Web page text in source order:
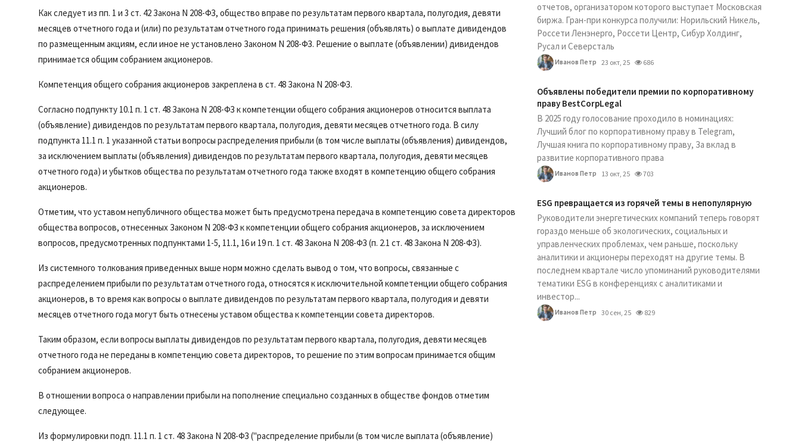
Как следует из пп. 1 и 3 ст. 42Закона N 208-ФЗ, общество вправе по результатам первого квартала, полугодия, девяти
месяцев отчетного года и (или) по результатам отчетного года принимать решения (объявлять) о выплате дивидендов
по размещенным акциям, если иное не установлено Законом N 208-ФЗ. Решение о выплате (объявлении) дивидендов
принимается общим собранием акционеров.
Компетенция общего собрания акционеров закреплена в ст. 48Закона N 208-ФЗ.
Согласно подпункту 10.1 п. 1 ст. 48Закона N 208-ФЗ к компетенции общего собрания акционеров относится выплата
(объявление) дивидендов по результатам первого квартала, полугодия, девяти месяцев отчетного года. В силу
подпункта 11.1 п. 1 указанной статьи вопросы распределения прибыли (в том числе выплаты (объявления) дивидендов,
за исключением выплаты (объявления) дивидендов по результатам первого квартала, полугодия, девяти месяцев
отчетного года) и убытков общества по результатам отчетного года также входят в компетенцию общего собрания
акционеров.
Отметим, что уставом непубличного общества может быть предусмотрена передача в компетенцию совета директоров
общества вопросов, отнесенных Законом N 208-ФЗ к компетенции общего собрания акционеров, за исключением
вопросов, предусмотренныхподпунктами 1-5, 11.1, 16и 19 п. 1 ст. 48Закона N 208-ФЗ (п. 2.1 ст. 48Закона N 208-ФЗ).
Из системного толкования приведенных выше норм можно сделать вывод о том, что вопросы, связанные с
распределением прибыли по результатам отчетного года, относятся к исключительной компетенции общего собрания
акционеров, в то время как вопросы о выплате дивидендов по результатам первого квартала, полугодия и девяти
месяцев отчетного года могут быть отнесены уставом общества к компетенции совета директоров.
Таким образом, если вопросы выплаты дивидендов по результатам первого квартала, полугодия, девяти месяцев
отчетного года не переданы в компетенцию совета директоров, то решение по этим вопросам принимается общим
собранием акционеров.
В отношении вопроса о направлении прибыли на пополнение специально созданных в обществе фондов отметим
следующее.
Из формулировки подп. 11.1 п. 1 ст. 48Закона N 208-ФЗ ("распределение прибыли (в том числе выплата (объявление)
отчетов, организатором которого выступает Московская
биржа. Гран-при конкурса получили: Норильский Никель,
Россети Ленэнерго, Россети Центр, Сибур Холдинг,
Русал и Северсталь
Иванов Петр 23 окт, 25 686
Объявлены победители премии по корпоративному
праву BestCorpLegal
В 2025 году голосование проходило в номинациях:
Лучший блог по корпоративному праву в Telegram,
Лучшая книга по корпоративному праву, За вклад в
развитие корпоративного права
Иванов Петр 13 окт, 25 703
ESG превращается из горячей темы в непопулярную
Руководители энергетических компаний теперь говорят
гораздо меньше об экологических, социальных и
управленческих проблемах, чем раньше, поскольку
аналитики и акционеры переходят на другие темы. В
последнем квартале число упоминаний руководителями
тематики ESG в конференциях с аналитиками и
инвестор...
Иванов Петр 30 сен, 25 829